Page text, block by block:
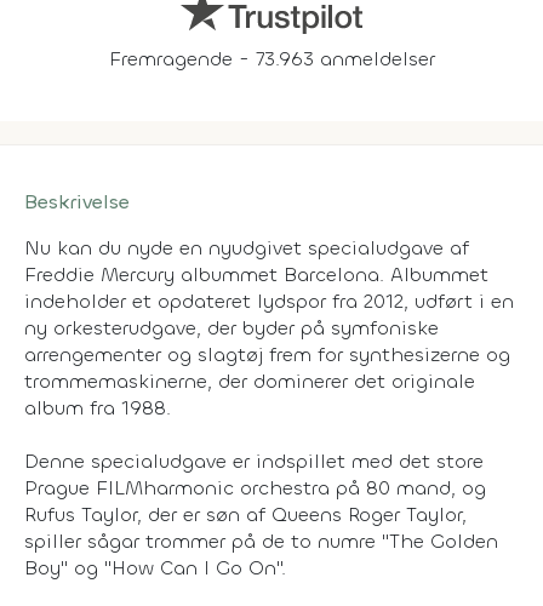
Fremragende - 73.963 anmeldelser
Beskrivelse
Nu kan du nyde en nyudgivet specialudgave af
Freddie Mercury albummet Barcelona. Albummet
indeholder et opdateret lydspor fra 2012, udført i en
ny orkesterudgave, der byder på symfoniske
arrengementer og slagtøj frem for synthesizerne og
trommemaskinerne, der dominerer det originale
album fra 1988.
Denne specialudgave er indspillet med det store
Prague FILMharmonic orchestra på 80 mand, og
Rufus Taylor, der er søn af Queens Roger Taylor,
spiller sågar trommer på de to numre "The Golden
Boy" og "How Can I Go On".